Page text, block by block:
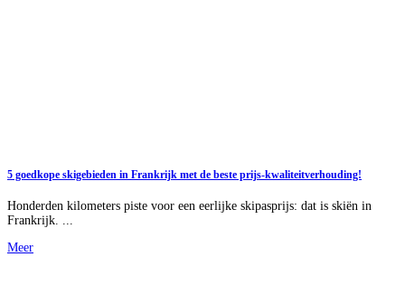
5 goedkope skigebieden in Frankrijk met de beste prijs-kwaliteitverhouding!
Honderden kilometers piste voor een eerlijke skipasprijs: dat is skiën in
Frankrijk. ...
Meer